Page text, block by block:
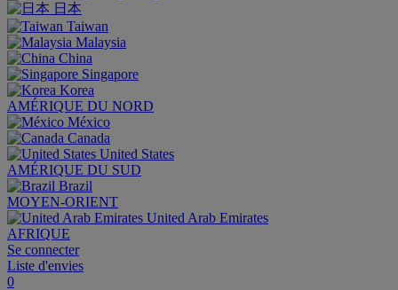
日本
Taiwan
Malaysia
China
Singapore
Korea
AMÉRIQUE DU NORD
México
Canada
United States
AMÉRIQUE DU SUD
Brazil
MOYEN-ORIENT
United Arab Emirates
AFRIQUE
Se connecter
Liste d'envies
0